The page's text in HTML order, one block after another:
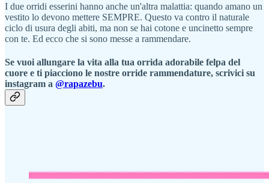
I due orridi esserini hanno anche un'altra malattia: quando amano un
vestito lo devono mettere SEMPRE. Questo va contro il naturale
ciclo di usura degli abiti, ma non se hai cotone e uncinetto sempre
con te. Ed ecco che si sono messe a rammendare.
Se vuoi allungare la vita alla tua orrida adorabile felpa del
cuore e ti piacciono le nostre orride rammendature, scrivici su
instagram a @rapazebu.